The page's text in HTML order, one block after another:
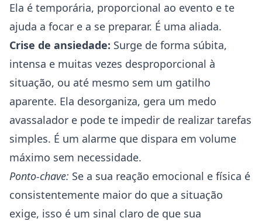
Ela é temporária, proporcional ao evento e te
ajuda a focar e a se preparar. É uma aliada.
Crise de ansiedade: Surge de forma súbita,
intensa e muitas vezes desproporcional à
situação, ou até mesmo sem um gatilho
aparente. Ela desorganiza, gera um medo
avassalador e pode te impedir de realizar tarefas
simples. É um alarme que dispara em volume
máximo sem necessidade.
Ponto-chave: Se a sua reação emocional e física é
consistentemente maior do que a situação
exige, isso é um sinal claro de que sua